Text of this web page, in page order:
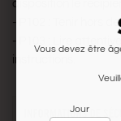
disposition le
- P102 : Tenir hors
- P103 : Lire
instructions.
Vous devez être
Jour